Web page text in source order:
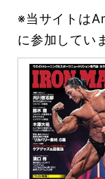
※当サイトは
に参加してい